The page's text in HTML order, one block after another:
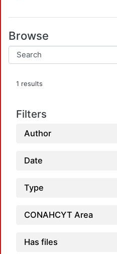
Browse
1 results
Filters
Author
Date
Type
CONAHCYT Area
Has files